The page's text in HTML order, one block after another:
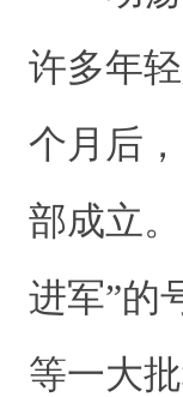
许多年
个月后
部成立
进军”的
等一大